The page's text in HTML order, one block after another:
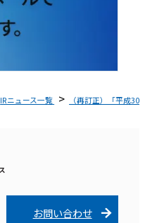
IRニュース一覧 （再訂正）「平成
お問い合わせ